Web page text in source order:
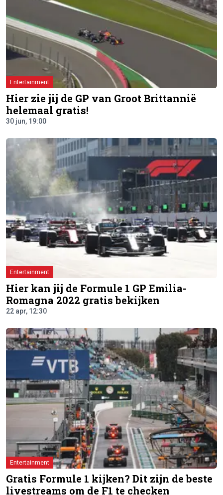
Entertainment
Hier zie jij de GP van Groot Brittannië
helemaal gratis!
30 jun, 19:00
Entertainment
Hier kan jij de Formule 1 GP Emilia-
Romagna 2022 gratis bekijken
22 apr, 12:30
Entertainment
Gratis Formule 1 kijken? Dit zijn de beste
livestreams om de F1 te checken